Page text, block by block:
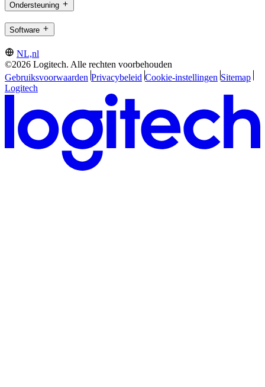
Ondersteuning
Software
NL,nl
©2026 Logitech. Alle rechten voorbehouden
Gebruiksvoorwaarden Privacybeleid Cookie-instellingen Sitemap
Logitech